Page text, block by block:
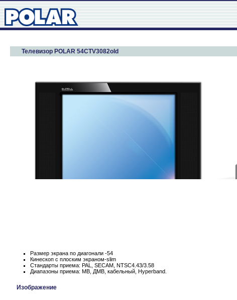
Телевизор POLAR 54CTV3082old
Размер экрана по диагонали -54
Кинескоп с плоским экраном-slim
Стандарты приема: PAL, SECAM, NTSC4.43/3.58
Диапазоны приема: МВ, ДМВ, кабельный, Hyperband.
Изображение